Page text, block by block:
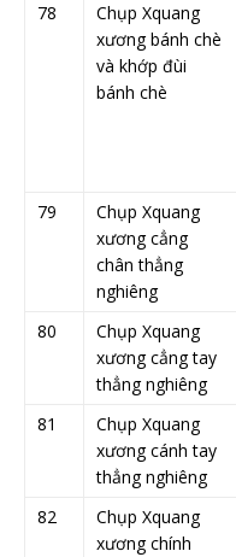
78
Chụp Xquang
xương bánh chè
và khớp đùi
bánh chè
79
Chụp Xquang
xương cẳng
chân thẳng
nghiêng
80
Chụp Xquang
xương cẳng tay
thẳng nghiêng
81
Chụp Xquang
xương cánh tay
thẳng nghiêng
82
Chụp Xquang
xương chính